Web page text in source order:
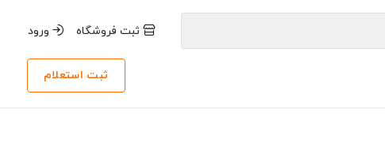
ثبت فروشگاه ورود
ثبت استعلام